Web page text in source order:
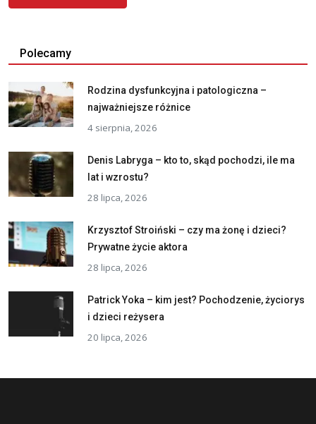
Polecamy
Rodzina dysfunkcyjna i patologiczna –
najważniejsze różnice
4 sierpnia, 2026
Denis Labryga – kto to, skąd pochodzi, ile ma
lat i wzrostu?
28 lipca, 2026
Krzysztof Stroiński – czy ma żonę i dzieci?
Prywatne życie aktora
28 lipca, 2026
Patrick Yoka – kim jest? Pochodzenie, życiorys
i dzieci reżysera
20 lipca, 2026